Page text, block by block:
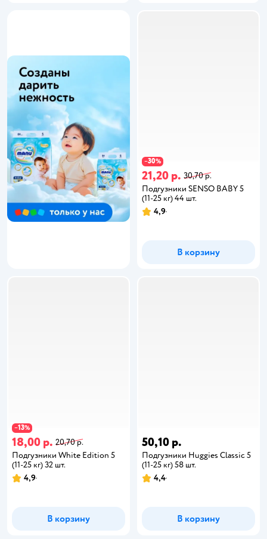
−30%
21,20 р. 30,70 р.
Подгузники SENSO BABY 5
(11-25 кг) 44 шт.
4,9
В корзину
−13%
18,00 р. 20,70 р.
Подгузники White Edition 5
(11-25 кг) 32 шт.
4,9
В корзину
50,10 р.
Подгузники Huggies Classic 5
(11-25 кг) 58 шт.
4,4
В корзину